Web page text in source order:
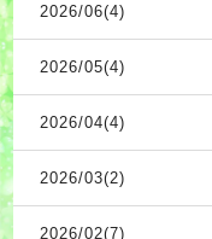
2026/06(4)
2026/05(4)
2026/04(4)
2026/03(2)
2026/02(7)